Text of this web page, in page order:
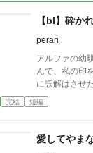
【bl】砕か
perari
アルファの幼
んで、私の印
に誤解はさせ
かせるわけに
物のオメガだ
く、けれどど
小切手を私に
完結 短編
愛してやま